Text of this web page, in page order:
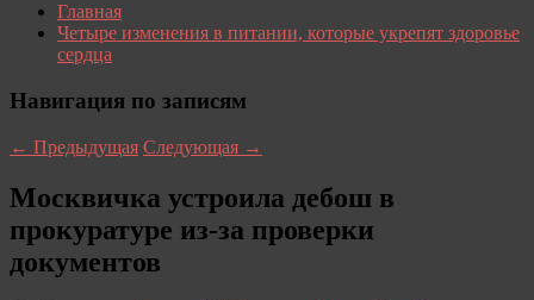
Главная
Четыре изменения в питании, которые укрепят здоровье
сердца
Навигация по записям
← Предыдущая Следующая →
Москвичка устроила дебош в
прокуратуре из-за проверки
документов